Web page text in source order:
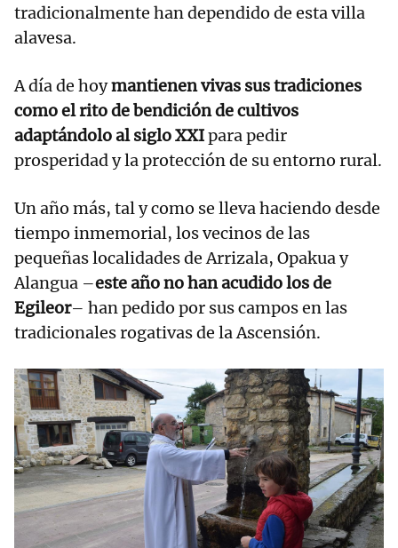
tradicionalmente han dependido de esta villa
alavesa.
A día de hoymantienen vivas sus tradiciones
como el rito de bendición de cultivos
adaptándolo al siglo XXIpara pedir
prosperidad y la protección de su entorno rural.
Un año más, tal y como se lleva haciendo desde
tiempo inmemorial, los vecinos de las
pequeñas localidades de Arrizala, Opakua y
Alangua –este año no han acudido los de
Egileor– han pedido por sus campos en las
tradicionales rogativas de la Ascensión.